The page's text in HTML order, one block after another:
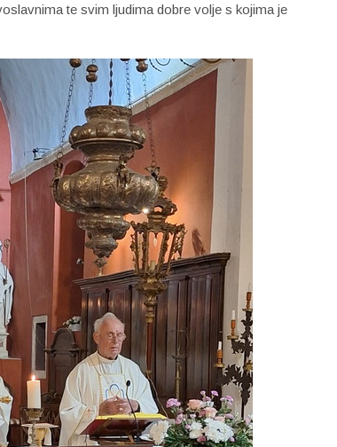
te svim ljudima dobre volje s kojima je